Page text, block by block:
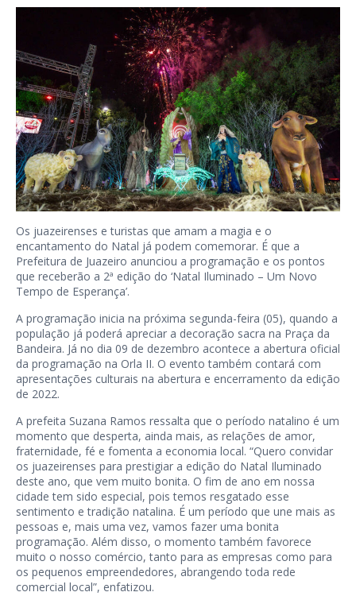
Os juazeirenses e turistas que amam a magia e o
encantamento do Natal já podem comemorar. É que a
Prefeitura de Juazeiro anunciou a programação e os pontos
que receberão a 2ª edição do ‘Natal Iluminado – Um Novo
Tempo de Esperança’.
A programação inicia na próxima segunda-feira (05), quando a
população já poderá apreciar a decoração sacra na Praça da
Bandeira. Já no dia 09 de dezembro acontece a abertura oficial
da programação na Orla II. O evento também contará com
apresentações culturais na abertura e encerramento da edição
de 2022.
A prefeita Suzana Ramos ressalta que o período natalino é um
momento que desperta, ainda mais, as relações de amor,
fraternidade, fé e fomenta a economia local. “Quero convidar
os juazeirenses para prestigiar a edição do Natal Iluminado
deste ano, que vem muito bonita. O fim de ano em nossa
cidade tem sido especial, pois temos resgatado esse
sentimento e tradição natalina. É um período que une mais as
pessoas e, mais uma vez, vamos fazer uma bonita
programação. Além disso, o momento também favorece
muito o nosso comércio, tanto para as empresas como para
os pequenos empreendedores, abrangendo toda rede
comercial local”, enfatizou.